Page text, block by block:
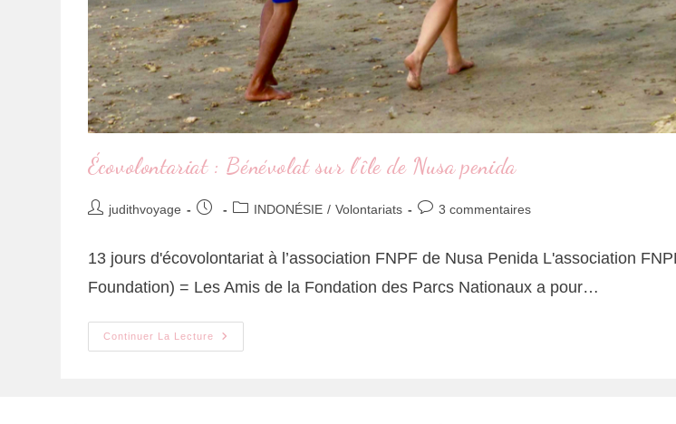
Écovolontariat : Bénévolat sur l’île de Nusa penida
judithvoyage INDONÉSIE / Volontariats 3 commentaires
13 jours d'écovolontariat à l’association FNPF de Nusa Penida L'association
Foundation) = Les Amis de la Fondation des Parcs Nationaux a pour…
Continuer La Lecture